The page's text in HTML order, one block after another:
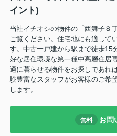
イント)
当社イチオシの物件の「西舞子８
ご覧ください。住宅地にも適して
す。中古一戸建から駅まで徒歩15
好な居住環境な第一種中高層住居
適に暮らせる物件をお探しであれ
験豊富なスタッフがお客様のご希
します。
無料 お問